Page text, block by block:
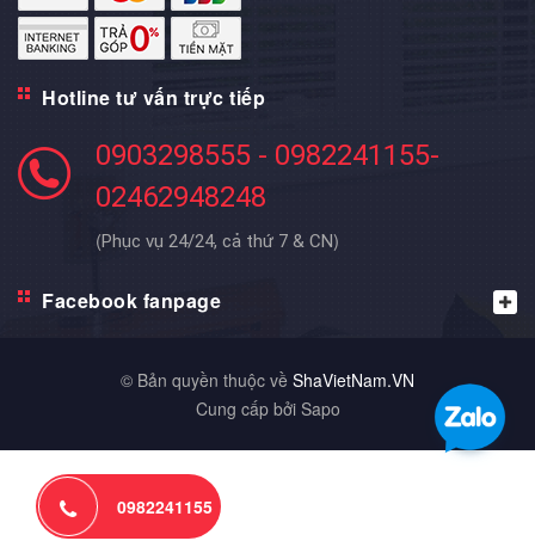
Hotline tư vấn trực tiếp
0903298555 - 0982241155-
02462948248
(Phục vụ 24/24, cả thứ 7 & CN)
Facebook fanpage
© Bản quyền thuộc về ShaVietNam.VN
Cung cấp bởi Sapo
0982241155